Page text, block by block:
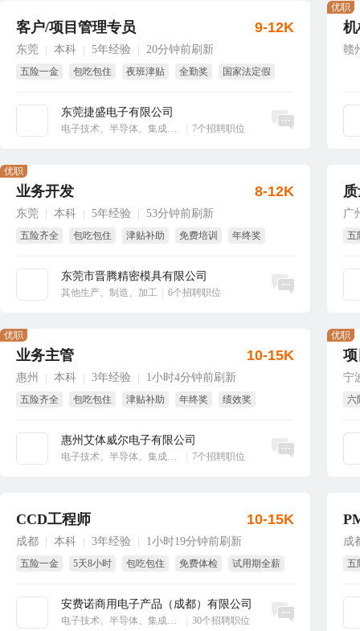
客户/项目管理专员
东莞 本科 5年经验 20分钟前刷新
五险一金 包吃包住 夜班津贴 全勤奖
国家法定假
东莞捷盛电子有限公司
电子技术、半导体、集成电路 7个招聘职位
9-12K
立即沟通
赣
优职
业务开发
东莞 本科 5年经验 53分钟前刷新
五险齐全 包吃包住 津贴补助 免费培训
年终奖
东莞市晋腾精密模具有限公司
其他生产、制造、加工 6个招聘职位
优职
8-12K
立即沟通
广
五
业务主管
惠州 本科 3年经验 1小时4分钟前刷新
五险齐全 包吃包住 津贴补助 年终奖
绩效奖
惠州艾体威尔电子有限公司
电子技术、半导体、集成电路 7个招聘职位
优职
10-15K
立即沟通
宁
六
优职
CCD工程师
成都 本科 3年经验 1小时19分钟前刷新
五险一金 5天8小时 包吃包住 免费体检
试用期全薪
安费诺商用电子产品（成都）有限公司
电子技术、半导体、集成电路 30个招聘职位
10-15K
立即沟通
成
五